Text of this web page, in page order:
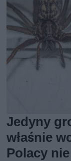
Jedyny
właśnie
Polacy